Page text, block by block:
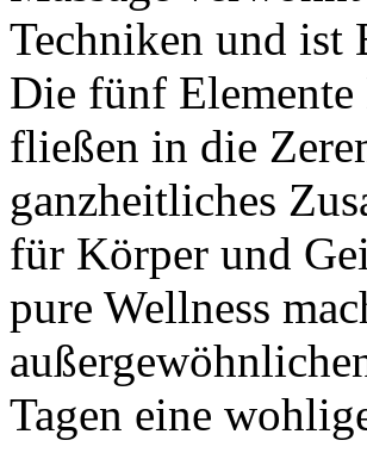
Techniken und ist
Die fünf Elemente
fließen in die
ganzheitliches
für Körper und
pure Wellness
Tagen eine